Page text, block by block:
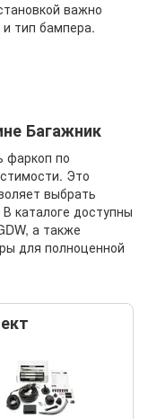
важно
и тип бампера.
Багажник
фаркоп по
Это
выбрать
каталоге доступны
а также
для полноценной